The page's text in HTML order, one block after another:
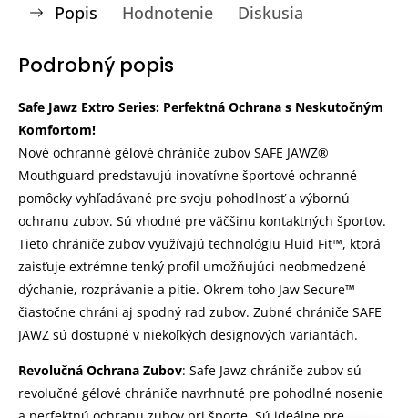
Popis Hodnotenie Diskusia
Podrobný popis
Safe Jawz Extro Series: Perfektná Ochrana s Neskutočným
Komfortom!
Nové ochranné gélové chrániče zubov SAFE JAWZ®
Mouthguard predstavujú inovatívne športové ochranné
pomôcky vyhľadávané pre svoju pohodlnosť a výbornú
ochranu zubov. Sú vhodné pre väčšinu kontaktných športov.
Tieto chrániče zubov využívajú technológiu Fluid Fit™, ktorá
zaisťuje extrémne tenký profil umožňujúci neobmedzené
dýchanie, rozprávanie a pitie. Okrem toho Jaw Secure™
čiastočne chráni aj spodný rad zubov. Zubné chrániče SAFE
JAWZ sú dostupné v niekoľkých designových variantách.
Revolučná Ochrana Zubov: Safe Jawz chrániče zubov sú
revolučné gélové chrániče navrhnuté pre pohodlné nosenie